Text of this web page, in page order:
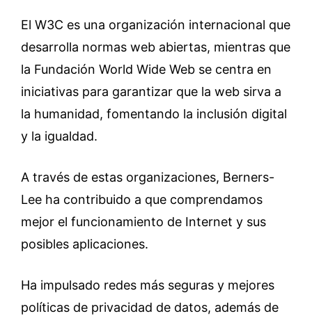
El W3C es una organización internacional que
desarrolla normas web abiertas, mientras que
la Fundación World Wide Web se centra en
iniciativas para garantizar que la web sirva a
la humanidad, fomentando la inclusión digital
y la igualdad.
A través de estas organizaciones, Berners-
Lee ha contribuido a que comprendamos
mejor el funcionamiento de Internet y sus
posibles aplicaciones.
Ha impulsado redes más seguras y mejores
políticas de privacidad de datos, además de